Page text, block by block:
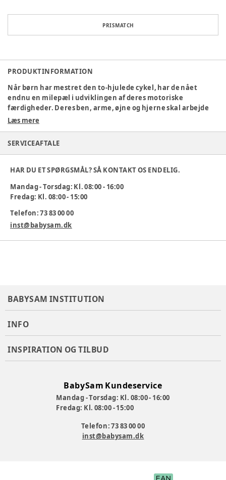
PRISMATCH
PRODUKTINFORMATION
Når børn har mestret den to-hjulede cykel, har de nået
endnu en milepæl i udviklingen af ​​deres motoriske
færdigheder. Deres ben, arme, øjne og hjerne skal arbejde
sammen for at holde balancen. Det lyder måske svært, men
Vejl. aldersgruppe: 3-7 år
L: 80 x B: 45 x H: 70 cm
Sædehøjde: 42 cm
Læs mere
SERVICEAFTALE
HAR DU ET SPØRGSMÅL? SÅ KONTAKT OS ENDELIG.
Mandag - Torsdag: Kl. 08:00 - 16:00
Fredag: Kl. 08:00 - 15:00
Telefon: 73 83 00 00
inst@babysam.dk
BABYSAM INSTITUTION
INFO
INSPIRATION OG TILBUD
BabySam Kundeservice
Mandag - Torsdag: Kl. 08:00 - 16:00
Fredag: Kl. 08:00 - 15:00
Telefon: 73 83 00 00
inst@babysam.dk